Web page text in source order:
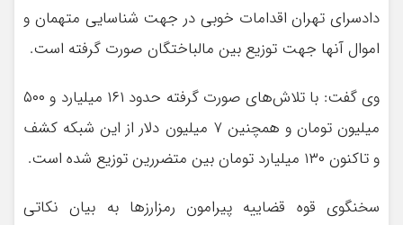
دادسرای تهران اقدامات خوبی در جهت شناسایی متهمان و
اموال آنها جهت توزیع بین مالباختگان صورت گرفته است.
وی گفت: با تلاش‌های صورت گرفته حدود ۱۶۱ میلیارد و ۵۰۰
میلیون تومان و همچنین ۷ میلیون دلار از این شبکه کشف
و تاکنون ۱۳۰ میلیارد تومان بین متضررین توزیع شده است.
سخنگوی قوه قضاییه پیرامون رمزارزها به بیان نکاتی